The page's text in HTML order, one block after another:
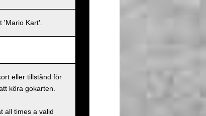
Kart'.
eller tillstånd för
köra gokarten.
all times a valid